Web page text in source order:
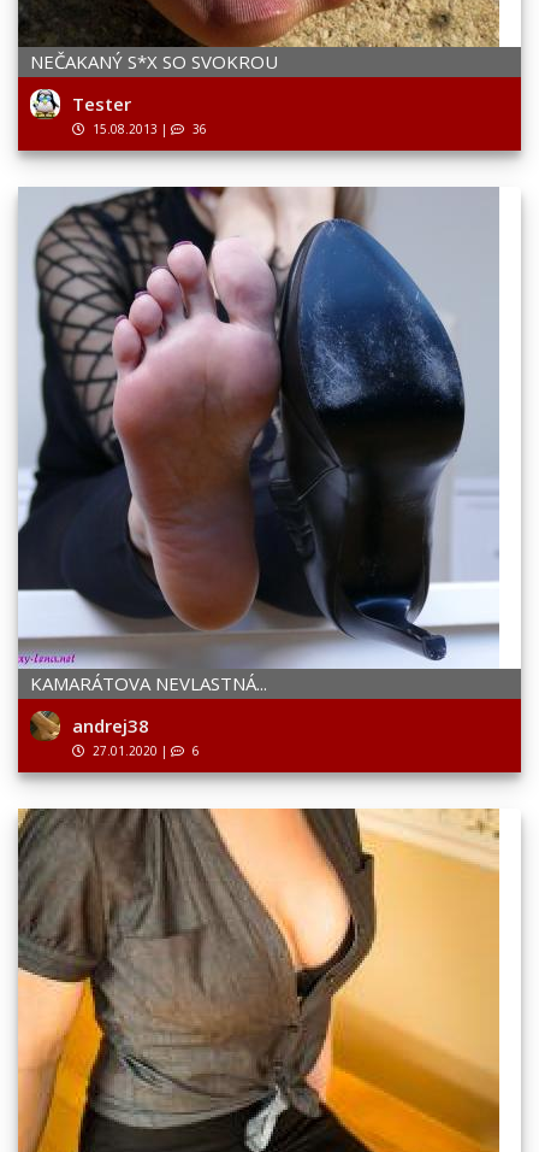
NEČAKANÝ S*X SO SVOKROU
Tester
15.08.2013 | 36
KAMARÁTOVA NEVLASTNÁ...
andrej38
27.01.2020 | 6